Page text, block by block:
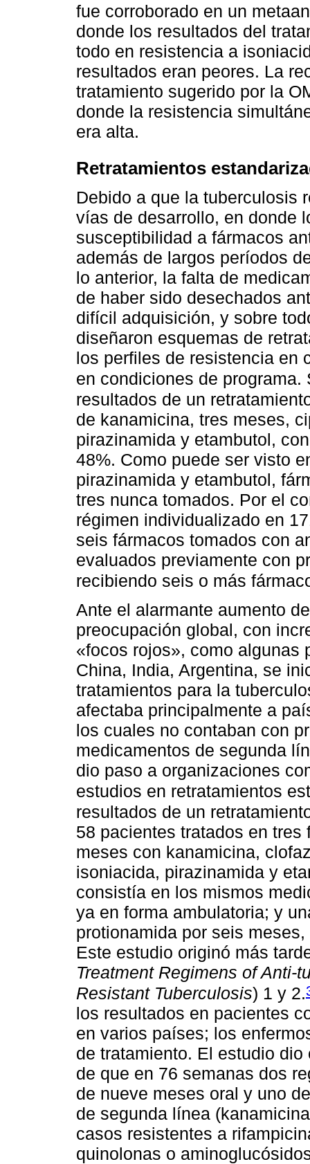
fue corroborado en un
donde los resultados del
todo en resistencia a
resultados eran peores. La
tratamiento sugerido por la
donde la resistencia
era alta.
Retratamientos
Debido a que la tuberculosis
vías de desarrollo, en donde
susceptibilidad a fármacos
además de largos períodos
lo anterior, la falta de
de haber sido desechados
difícil adquisición, y sobre
diseñaron esquemas de
los perfiles de resistencia en
en condiciones de
resultados de un
de kanamicina, tres meses,
pirazinamida y etambutol,
48%. Como puede ser visto
pirazinamida y etambutol,
tres nunca tomados. Por el
régimen individualizado en
seis fármacos tomados con
evaluados previamente con
recibiendo seis o más
Ante el alarmante aumento
preocupación global, con
«focos rojos», como algunas
China, India, Argentina, se
tratamientos para la
afectaba principalmente a
los cuales no contaban con
medicamentos de segunda
dio paso a organizaciones
estudios en retratamientos
resultados de un
58 pacientes tratados en
meses con kanamicina,
isoniacida, pirazinamida y
consistía en los mismos
ya en forma ambulatoria; y
protionamida por seis
Este estudio originó más
Treatment Regimens of Anti-
Resistant Tuberculosis) 1 y 2.
los resultados en pacientes
en varios países; los
de tratamiento. El estudio
de que en 76 semanas dos
de nueve meses oral y uno
de segunda línea
casos resistentes a
quinolonas o